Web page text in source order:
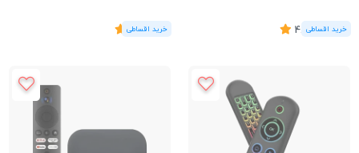
(7 رای)
4.29
(1رای)
5